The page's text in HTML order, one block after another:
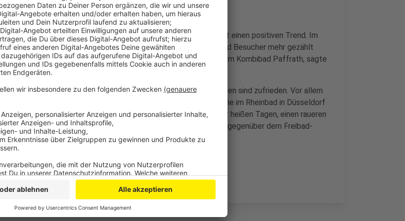
Die Bädergesellschaft Bergisch Gladbach verzeichnet schon jetzt einen positiven Trend. Im
Freibad Milchborntal seien bis Ende Juni schon rund sechs tausend Besucher mehr gezählt
worden, als im letzten Jahr zu dieser Zeit. Ähnlich verhält es sich im Kombibad Paffrath, sagte
ein Sprecher.
Auch die Freibäder in Bergneustadt, Leichlingen und Wermelskirchen sind zufrieden. Vor allem
auch mit ihren Badegästen: Auseinandersetzungen und Tumulte wie im Rheinbad in Düsseldorf
gebe es im Bergischen nicht. Trotzdem spüre man, gerade an sehr heißen Tagen, einen raueren
Ton und teilweise Respektlosigkeit bei Kindern und Jugendlichen gegenüber dem Freibad-
Personal, sagt zum Beispiel der Betreiber der Freibäder in Wiehl.